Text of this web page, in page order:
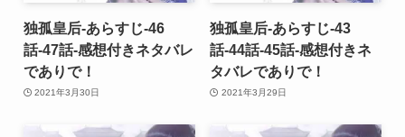
独孤皇后-あらすじ-46
話-47話-感想付きネタバレ
でありで！
2021年3月30日
独孤皇后-あらすじ-43
話-44話-45話-感想付きネ
タバレでありで！
2021年3月29日